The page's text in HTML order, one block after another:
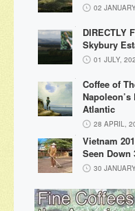
02
DIRECTLY
Skybury
01 JULY,
Coffee of
Atlantic
28 APRIL,
Vietnam
Seen Down
30